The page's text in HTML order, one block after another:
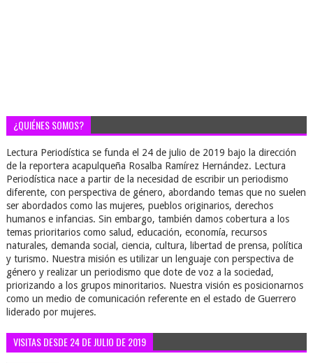
¿QUIÉNES SOMOS?
Lectura Periodística se funda el 24 de julio de 2019 bajo la dirección
de la reportera acapulqueña Rosalba Ramírez Hernández. Lectura
Periodística nace a partir de la necesidad de escribir un periodismo
diferente, con perspectiva de género, abordando temas que no suelen
ser abordados como las mujeres, pueblos originarios, derechos
humanos e infancias. Sin embargo, también damos cobertura a los
temas prioritarios como salud, educación, economía, recursos
naturales, demanda social, ciencia, cultura, libertad de prensa, política
y turismo. Nuestra misión es utilizar un lenguaje con perspectiva de
género y realizar un periodismo que dote de voz a la sociedad,
priorizando a los grupos minoritarios. Nuestra visión es posicionarnos
como un medio de comunicación referente en el estado de Guerrero
liderado por mujeres.
VISITAS DESDE 24 DE JULIO DE 2019